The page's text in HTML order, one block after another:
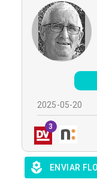
2025-05-20
3
ENVIAR